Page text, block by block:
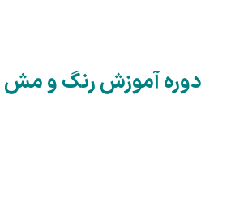
دوره آموزش رنگ و مش